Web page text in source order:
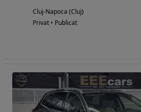
Cluj-Napoca (Cluj)
Privat • Publicat